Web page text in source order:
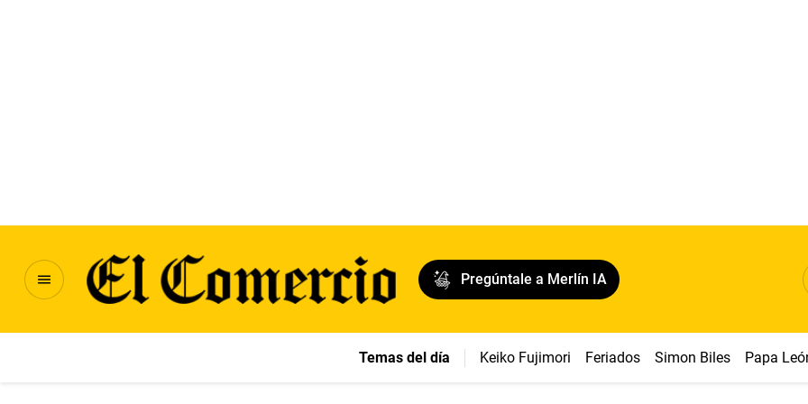
Pregúntale a Merlín IA
Temas del día Keiko Fujimori Feriados Simon Biles Papa